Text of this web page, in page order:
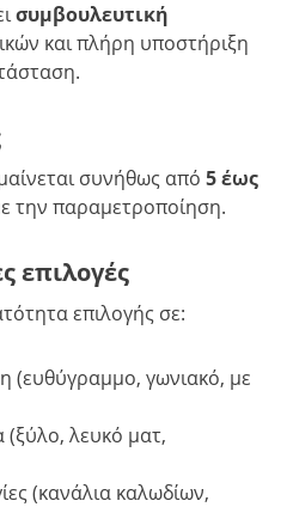
συμβουλευτική
και πλήρη υποστήριξη
συνήθως από 5 έως
την παραμετροποίηση.
επιλογές
επιλογής σε:
(ευθύγραμμο, γωνιακό, με
(ξύλο, λευκό ματ,
(κανάλια καλωδίων,